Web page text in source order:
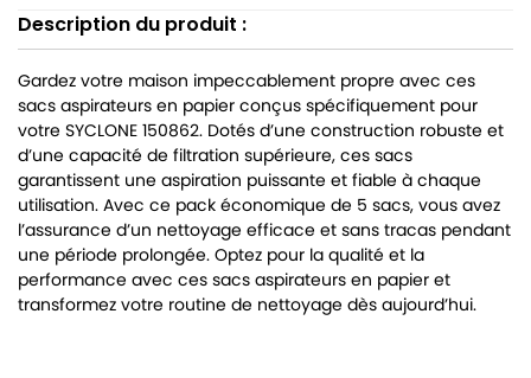
Description du produit :
Gardez votre maison impeccablement propre avec ces
sacs aspirateurs en papier conçus spécifiquement pour
votre SYCLONE 150862. Dotés d’une construction robuste et
d’une capacité de filtration supérieure, ces sacs
garantissent une aspiration puissante et fiable à chaque
utilisation. Avec ce pack économique de 5 sacs, vous avez
l’assurance d’un nettoyage efficace et sans tracas pendant
une période prolongée. Optez pour la qualité et la
performance avec ces sacs aspirateurs en papier et
transformez votre routine de nettoyage dès aujourd’hui.